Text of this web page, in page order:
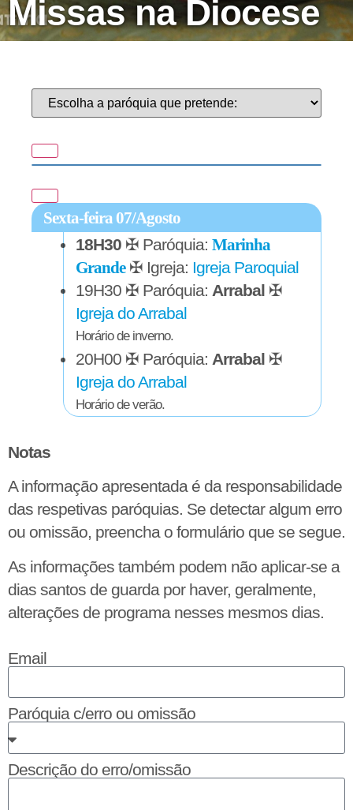
Missas na Diocese
Sexta-feira 07/Agosto
18H30 ✠ Paróquia: Marinha
Grande✠ Igreja: Igreja Paroquial
19H30 ✠ Paróquia: Arrabal ✠
Igreja do Arrabal
Horário de inverno.
20H00 ✠ Paróquia: Arrabal ✠
Igreja do Arrabal
Horário de verão.
Notas
A informação apresentada é da responsabilidade
das respetivas paróquias. Se detectar algum erro
ou omissão, preencha o formulário que se segue.
As informações também podem não aplicar-se a
dias santos de guarda por haver, geralmente,
alterações de programa nesses mesmos dias.
Email
Paróquia c/erro ou omissão
Descrição do erro/omissão